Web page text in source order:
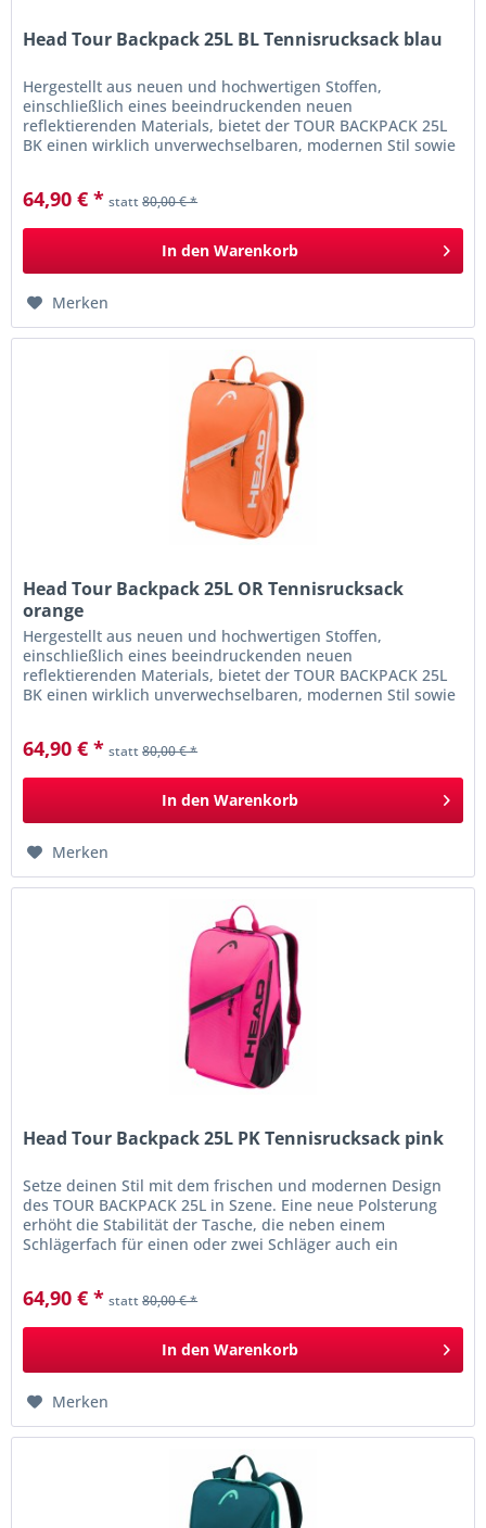
Head Tour Backpack 25L BL Tennisrucksack blau
Hergestellt aus neuen und hochwertigen Stoffen,
einschließlich eines beeindruckenden neuen
reflektierenden Materials, bietet der TOUR BACKPACK 25L
BK einen wirklich unverwechselbaren, modernen Stil sowie
64,90 € * statt80,00 € *
In den Warenkorb
Merken
Head Tour Backpack 25L OR Tennisrucksack
orange
Hergestellt aus neuen und hochwertigen Stoffen,
einschließlich eines beeindruckenden neuen
reflektierenden Materials, bietet der TOUR BACKPACK 25L
BK einen wirklich unverwechselbaren, modernen Stil sowie
64,90 € * statt80,00 € *
In den Warenkorb
Merken
Head Tour Backpack 25L PK Tennisrucksack pink
Setze deinen Stil mit dem frischen und modernen Design
des TOUR BACKPACK 25L in Szene. Eine neue Polsterung
erhöht die Stabilität der Tasche, die neben einem
Schlägerfach für einen oder zwei Schläger auch ein
64,90 € * statt80,00 € *
In den Warenkorb
Merken